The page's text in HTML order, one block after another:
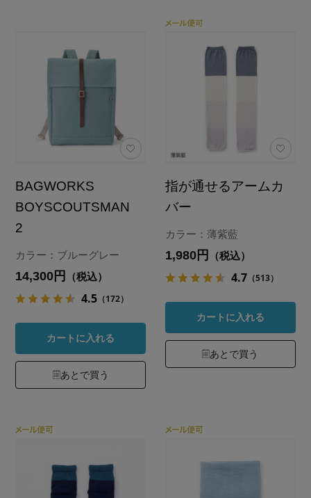
BAGWORKS
BOYSCOUTSMAN
2
カラー：ブルーグレー
14,300円 （税込）
4.5 （172）
カートに入れる
あとで買う
指が通せるアームカ
バー
カラー：薄紫藍
1,980円 （税込）
4.7 （513）
カートに入れる
あとで買う